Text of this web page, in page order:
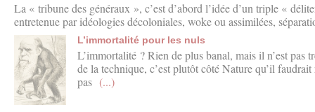
La « tribune des généraux », c’est d’abord l’idée d’un triple «
entretenue par idéologies décoloniales, woke ou assimilées,
L’immortalité pour les nuls
L’immortalité ? Rien de plus banal, mais il n’est pas
de la technique, c’est plutôt côté Nature qu’il
pas (...)